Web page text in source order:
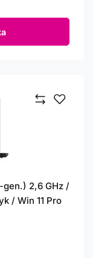
gen.) 2,6 GHz /
/ Win 11 Pro